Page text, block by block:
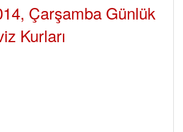
Çarşamba Günlük
Kurları